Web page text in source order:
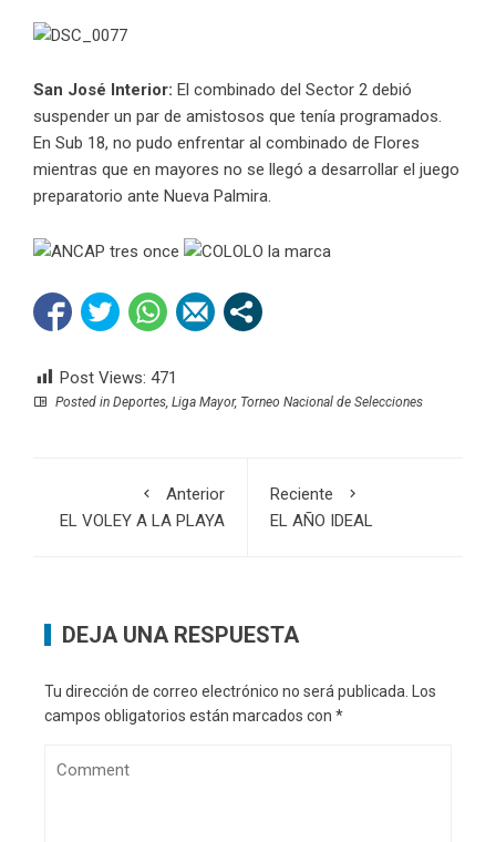
San José Interior: El combinado del Sector 2 debió
suspender un par de amistosos que tenía programados.
En Sub 18, no pudo enfrentar al combinado de Flores
mientras que en mayores no se llegó a desarrollar el juego
preparatorio ante Nueva Palmira.
Post Views: 471
Posted in Deportes Liga Mayor, Torneo Nacional de Selecciones
Anterior
EL VOLEY A LA PLAYA
Reciente
EL AÑO IDEAL
DEJA UNA RESPUESTA
Tu dirección de correo electrónico no será publicada.
Los
campos obligatorios están marcados con *